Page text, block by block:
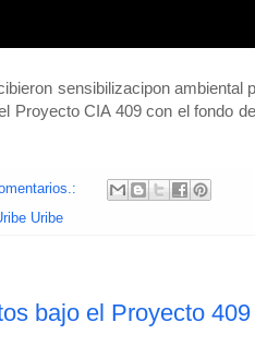
sensibilizacipon ambiental
Proyecto CIA 409 con el fondo
Uribe
bajo el Proyecto 409